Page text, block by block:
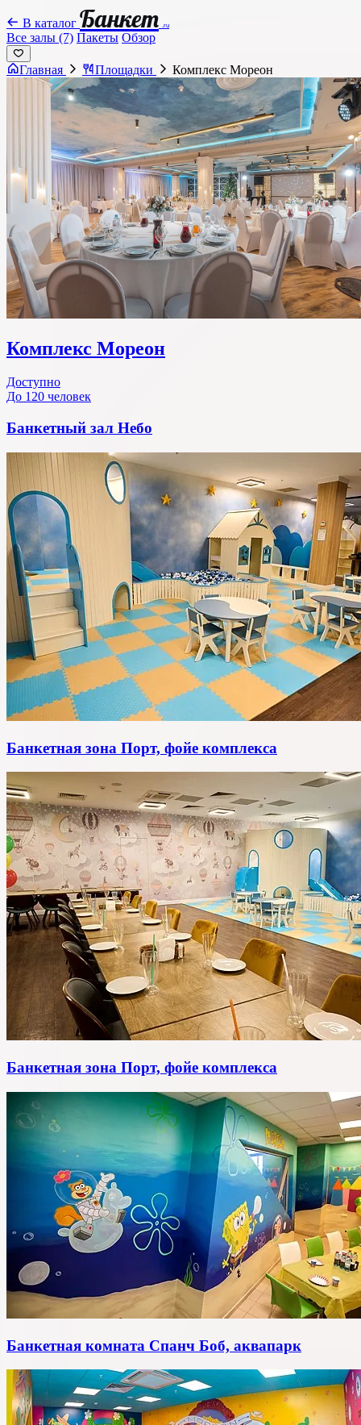
В каталог Банкет .ru
Все залы (7) Пакеты Обзор
Главная Площадки Комплекс Мореон
Комплекс Мореон
Доступно
До 120 человек
Банкетный зал Небо
Банкетная зона Порт, фойе комплекса
Банкетная зона Порт, фойе комплекса
Банкетная комната Спанч Боб, аквапарк